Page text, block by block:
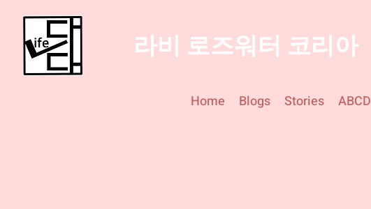
라비 로즈워터 코리아
Home Blogs Stories ABCD